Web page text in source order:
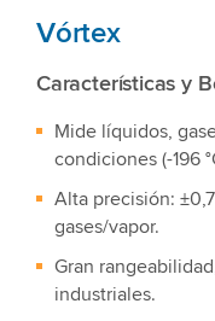
Vórtex
Características y
Mide líquidos,
condiciones (-196
Alta precisión:
gases/vapor.
Gran
industriales.